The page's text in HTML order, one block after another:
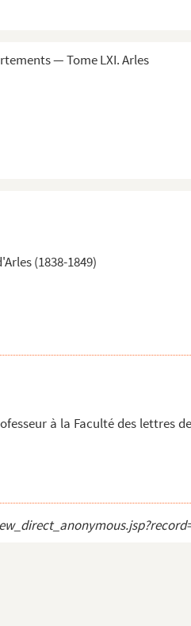
— Tome LXI. Arles
(1838-1849)
à la Faculté des lettres